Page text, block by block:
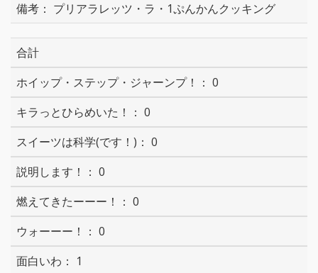
プリアラレッツ・ラ・1ぷんかんクッキング
合計
0
0
0
0
0
0
1